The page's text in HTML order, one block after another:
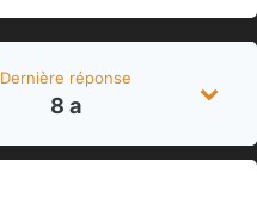
Dernière réponse
8 a